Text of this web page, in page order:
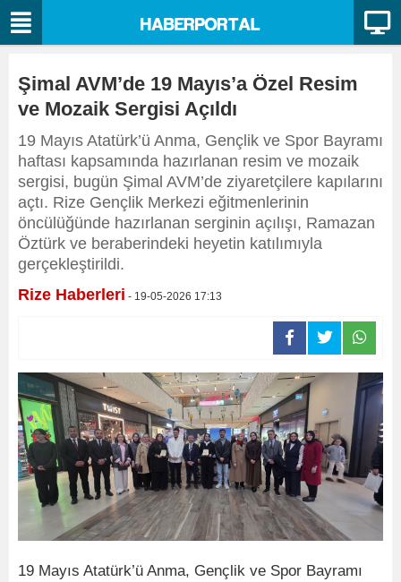
Şimal AVM’de 19 Mayıs’a Özel Resim
ve Mozaik Sergisi Açıldı
19 Mayıs Atatürk’ü Anma, Gençlik ve Spor Bayramı
haftası kapsamında hazırlanan resim ve mozaik
sergisi, bugün Şimal AVM’de ziyaretçilere kapılarını
açtı. Rize Gençlik Merkezi eğitmenlerinin
öncülüğünde hazırlanan serginin açılışı, Ramazan
Öztürk ve beraberindeki heyetin katılımıyla
gerçekleştirildi.
Rize Haberleri - 19-05-2026 17:13
19 Mayıs Atatürk’ü Anma, Gençlik ve Spor Bayramı